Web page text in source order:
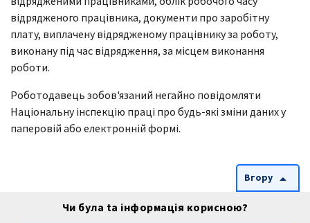
відрядженого працівника, документи про заробітну
плату, виплачену відрядженому працівнику за роботу,
виконану під час відрядження, за місцем виконання
роботи.
Роботодавець зобов'язаний негайно повідомляти
Національну інспекцію праці про будь-які зміни даних у
паперовій або електронній формі.
Вгору arrow_drop_up
Чи була ta інформація корисною?